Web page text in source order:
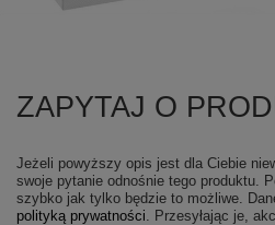
ZAPYTAJ O
Jeżeli powyższy opis jest dla Ciebie
swoje pytanie odnośnie tego produktu.
szybko jak tylko będzie to możliwe.
polityką prywatności . Przesyłając je,